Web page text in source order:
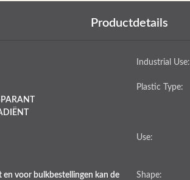
Productdetails
Industrial Use:
Plastic Type:
Use:
voor bulkbestellingen kan de
Shape: